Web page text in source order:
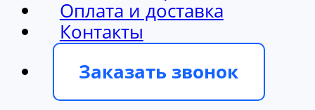
Оплата и доставка
Контакты
Заказать звонок